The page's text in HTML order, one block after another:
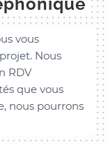
vous
Nous
RDV
que vous
nous pourrons